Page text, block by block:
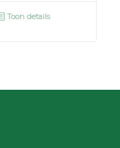
Toon details